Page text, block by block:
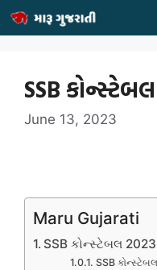
Skip
SSB
June 13, 2023
Maru Gujarati
SSB કોન્સ્ટેબલ
SSB